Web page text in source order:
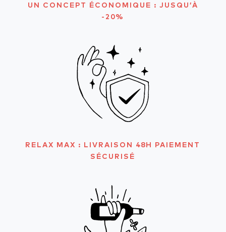
UN CONCEPT ÉCONOMIQUE : JUSQU’À
-20%
RELAX MAX : LIVRAISON 48H PAIEMENT
SÉCURISÉ